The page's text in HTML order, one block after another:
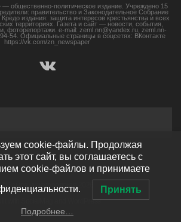
— общественно-политическое издание. Учреждено 15
правительство и Законодательное Собрание
издания: защита интересов крестьянства и всех
территориях. Газета и сайт — новости, события,
фоторепортажи. e-mail: zeml.nn@yandex.ru, zeml.nn-
54. Официальные страницы в соцсетях: ВКонтакте
https://vk.com/zn_newspaper
© Земля нижегородская 2026
WordPress
cookie-файлы. Продолжая
этот сайт, вы соглашаетесь с
cookie-файлов и принимаете
Принять
Подробнее…